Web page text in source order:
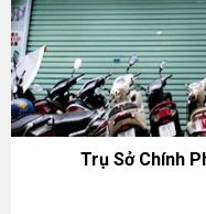
Trụ Sở Chính